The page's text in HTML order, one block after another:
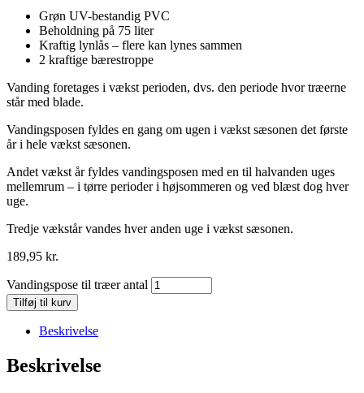
Grøn UV-bestandig PVC
Beholdning på 75 liter
Kraftig lynlås – flere kan lynes sammen
2 kraftige bærestroppe
Vanding foretages i vækst perioden, dvs. den periode hvor træerne
står med blade.
Vandingsposen fyldes en gang om ugen i vækst sæsonen det første
år i hele vækst sæsonen.
Andet vækst år fyldes vandingsposen med en til halvanden uges
mellemrum – i tørre perioder i højsommeren og ved blæst dog hver
uge.
Tredje vækstår vandes hver anden uge i vækst sæsonen.
189,95 kr.
Vandingspose til træer antal
Tilføj til kurv
Beskrivelse
Beskrivelse